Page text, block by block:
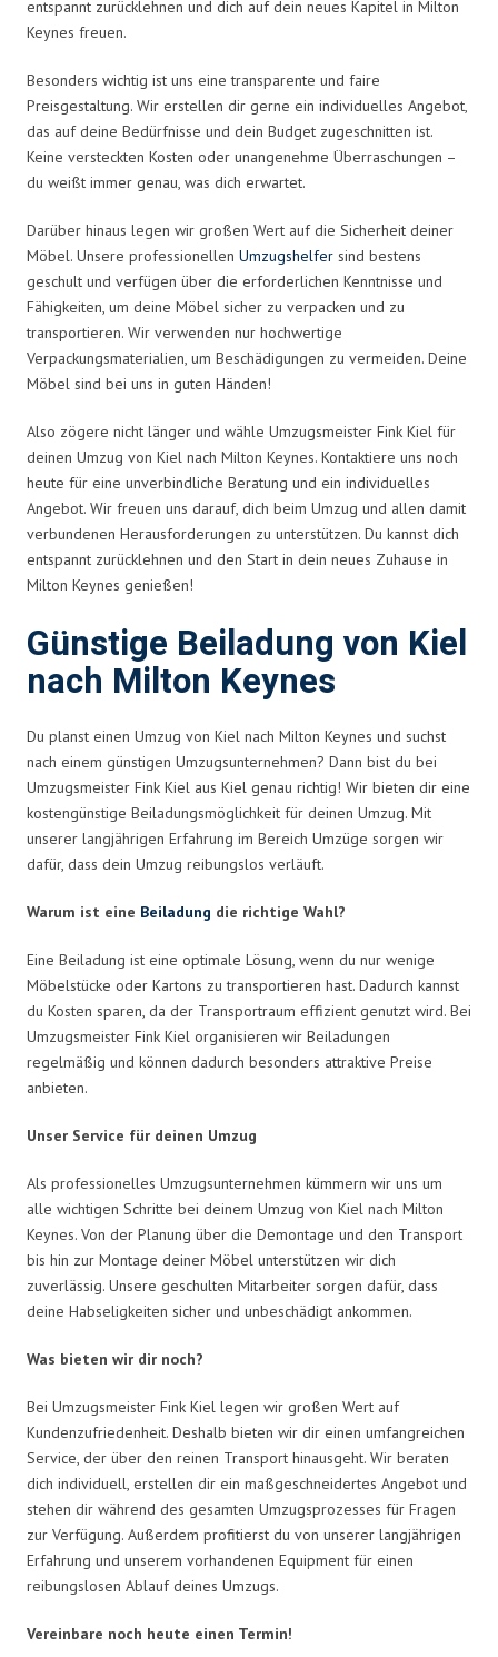
entspannt zurücklehnen und dich auf dein neues Kapitel in Milton
Keynes freuen.
Besonders wichtig ist uns eine transparente und faire
Preisgestaltung. Wir erstellen dir gerne ein individuelles Angebot,
das auf deine Bedürfnisse und dein Budget zugeschnitten ist.
Keine versteckten Kosten oder unangenehme Überraschungen –
du weißt immer genau, was dich erwartet.
Darüber hinaus legen wir großen Wert auf die Sicherheit deiner
Möbel. Unsere professionellen Umzugshelfer sind bestens
geschult und verfügen über die erforderlichen Kenntnisse und
Fähigkeiten, um deine Möbel sicher zu verpacken und zu
transportieren. Wir verwenden nur hochwertige
Verpackungsmaterialien, um Beschädigungen zu vermeiden. Deine
Möbel sind bei uns in guten Händen!
Also zögere nicht länger und wähle Umzugsmeister Fink Kiel für
deinen Umzug von Kiel nach Milton Keynes. Kontaktiere uns noch
heute für eine unverbindliche Beratung und ein individuelles
Angebot. Wir freuen uns darauf, dich beim Umzug und allen damit
verbundenen Herausforderungen zu unterstützen. Du kannst dich
entspannt zurücklehnen und den Start in dein neues Zuhause in
Milton Keynes genießen!
Günstige Beiladung von Kiel
nach Milton Keynes
Du planst einen Umzug von Kiel nach Milton Keynes und suchst
nach einem günstigen Umzugsunternehmen? Dann bist du bei
Umzugsmeister Fink Kiel aus Kiel genau richtig! Wir bieten dir eine
kostengünstige Beiladungsmöglichkeit für deinen Umzug. Mit
unserer langjährigen Erfahrung im Bereich Umzüge sorgen wir
dafür, dass dein Umzug reibungslos verläuft.
Warum ist eine Beiladung die richtige Wahl?
Eine Beiladung ist eine optimale Lösung, wenn du nur wenige
Möbelstücke oder Kartons zu transportieren hast. Dadurch kannst
du Kosten sparen, da der Transportraum effizient genutzt wird. Bei
Umzugsmeister Fink Kiel organisieren wir Beiladungen
regelmäßig und können dadurch besonders attraktive Preise
anbieten.
Unser Service für deinen Umzug
Als professionelles Umzugsunternehmen kümmern wir uns um
alle wichtigen Schritte bei deinem Umzug von Kiel nach Milton
Keynes. Von der Planung über die Demontage und den Transport
bis hin zur Montage deiner Möbel unterstützen wir dich
zuverlässig. Unsere geschulten Mitarbeiter sorgen dafür, dass
deine Habseligkeiten sicher und unbeschädigt ankommen.
Was bieten wir dir noch?
Bei Umzugsmeister Fink Kiel legen wir großen Wert auf
Kundenzufriedenheit. Deshalb bieten wir dir einen umfangreichen
Service, der über den reinen Transport hinausgeht. Wir beraten
dich individuell, erstellen dir ein maßgeschneidertes Angebot und
stehen dir während des gesamten Umzugsprozesses für Fragen
zur Verfügung. Außerdem profitierst du von unserer langjährigen
Erfahrung und unserem vorhandenen Equipment für einen
reibungslosen Ablauf deines Umzugs.
Vereinbare noch heute einen Termin!